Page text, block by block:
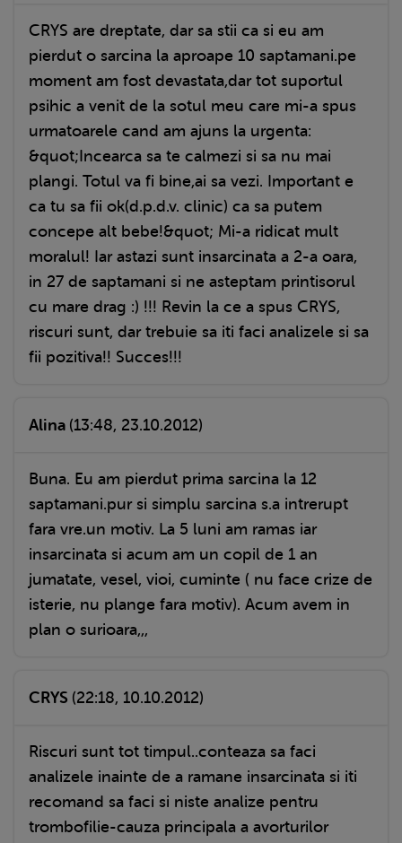
CRYS are dreptate, dar sa stii ca si eu am
pierdut o sarcina la aproape 10 saptamani.pe
moment am fost devastata,dar tot suportul
psihic a venit de la sotul meu care mi-a spus
urmatoarele cand am ajuns la urgenta:
&quot;Incearca sa te calmezi si sa nu mai
plangi. Totul va fi bine,ai sa vezi. Important e
ca tu sa fii ok(d.p.d.v. clinic) ca sa putem
concepe alt bebe!&quot; Mi-a ridicat mult
moralul! Iar astazi sunt insarcinata a 2-a oara,
in 27 de saptamani si ne asteptam printisorul
cu mare drag :) !!! Revin la ce a spus CRYS,
riscuri sunt, dar trebuie sa iti faci analizele si sa
fii pozitiva!! Succes!!!
Alina (13:48, 23.10.2012)
Buna. Eu am pierdut prima sarcina la 12
saptamani.pur si simplu sarcina s.a intrerupt
fara vre.un motiv. La 5 luni am ramas iar
insarcinata si acum am un copil de 1 an
jumatate, vesel, vioi, cuminte ( nu face crize de
isterie, nu plange fara motiv). Acum avem in
plan o surioara,,,
CRYS (22:18, 10.10.2012)
Riscuri sunt tot timpul..conteaza sa faci
analizele inainte de a ramane insarcinata si iti
recomand sa faci si niste analize pentru
trombofilie-cauza principala a avorturilor